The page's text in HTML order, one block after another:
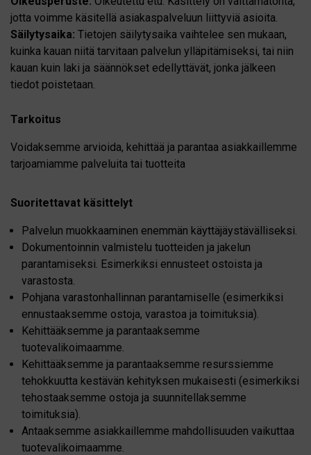
jotta voimme käsitellä asiakaspalveluun liittyviä asioita.
Säilytysaika: Tietojen säilytysaika vaihtelee sen mukaan,
kuinka kauan niitä tarvitaan palvelun ylläpitämiseksi, tai niin
kauan kuin laki ja säännökset edellyttävät, jonka jälkeen
tiedot poistetaan.
Tarkoitus
Voidaksemme arvioida, kehittää ja parantaa asiakkaillemme
tarjoamiamme palveluita tai tuotteita
Suoritettavat käsittelyt
Palvelun muokkaaminen enemmän käyttäjäystävälliseksi.
Dokumentoinnin valmistelu tuotteiden ja jakelun
parantamiseksi. Esimerkiksi ennusteet ostoista ja
varastosta.
Pohjana varastonhallinnan parantamiselle (esimerkiksi
ennustaaksemme ostoja, varastoa ja toimituksia).
Kehittääksemme ja parantaaksemme
tuotevalikoimaamme.
Kehittääksemme ja parantaaksemme resurssiemme
tehokkuutta kestävän kehityksen mukaisesti (esimerkiksi
tehostaaksemme ostoja ja suunnitellaksemme
toimituksia).
Antaaksemme asiakkaillemme mahdollisuuden vaikuttaa
tuotevalikoimaamme.